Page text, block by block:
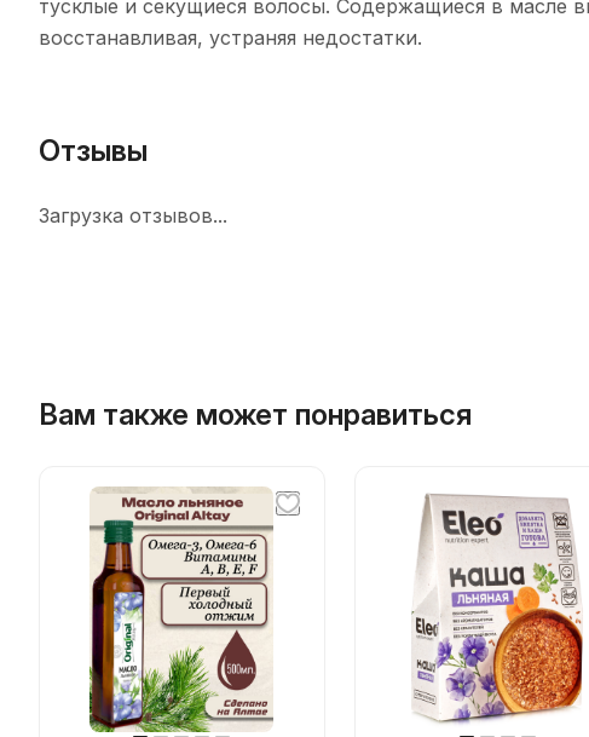
тусклые и секущиеся волосы. Содержащиеся в масле
восстанавливая, устраняя недостатки.
Отзывы
Загрузка отзывов...
Вам также может понравиться